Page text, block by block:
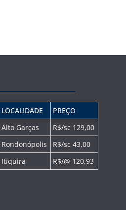
LOCALIDADE
PREÇO
Alto Garças
R$/sc 129,00
Rondonópolis
R$/sc 43,00
Itiquira R$/@ 120,93